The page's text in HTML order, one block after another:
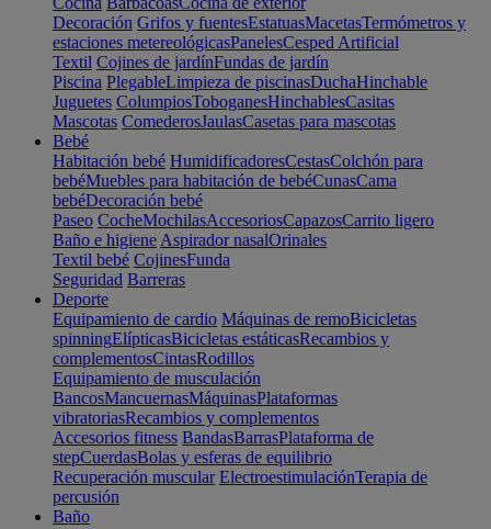
Decoración Grifos y fuentesEstatuasMacetasTermómetros y
estaciones metereológicasPanelesCesped Artificial
Textil Cojines de jardínFundas de jardín
Piscina PlegableLimpieza de piscinasDuchaHinchable
Juguetes ColumpiosToboganesHinchablesCasitas
Mascotas ComederosJaulasCasetas para mascotas
Bebé
Habitación bebé HumidificadoresCestasColchón para
bebéMuebles para habitación de bebéCunasCama
bebéDecoración bebé
Paseo CocheMochilasAccesoriosCapazosCarrito ligero
Baño e higiene Aspirador nasalOrinales
Textil bebé CojinesFunda
Seguridad Barreras
Deporte
Equipamiento de cardio Máquinas de remoBicicletas
spinningElípticasBicicletas estáticasRecambios y
complementosCintasRodillos
Equipamiento de musculación
BancosMancuernasMáquinasPlataformas
vibratoriasRecambios y complementos
Accesorios fitness BandasBarrasPlataforma de
stepCuerdasBolas y esferas de equilibrio
Recuperación muscular ElectroestimulaciónTerapia de
percusión
Baño